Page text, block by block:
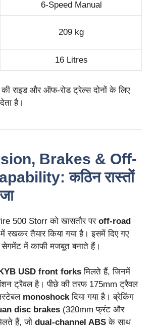
6-Speed Manual
209 kg
16 Litres
राइड और ऑफ-रोड ट्रेल्स दोनों के लिए
है।
Brakes & Off-
कठिन रास्तों
500 Storr को खासतौर पर off-road
रखकर तैयार किया गया है। इसमें दिए गए
सेगमेंट में काफी मजबूत बनाते हैं।
KYB USD front forks मिलते हैं, जिनमें
ट्रैवल है। पीछे की तरफ 175mm ट्रैवल
monoshockदिया गया है। ब्रेकिंग
disc brakes (320mm फ्रंट और
हैं, जो dual-channel ABS के साथ